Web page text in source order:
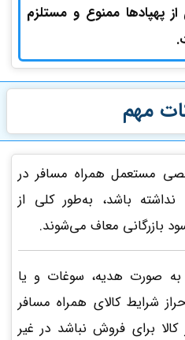
از پهپادها ممنوع و مستلزم
مهم
مستعمل همراه مسافر در
باشد، به‌طور کلی از
بازرگانی معاف می‌شوند.
به صورت هدیه، سوغات و یا
شرایط کالای همراه مسافر
برای فروش نباشد در غیر